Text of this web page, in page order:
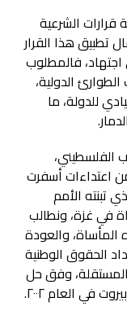
قرارات الشرعية
يتطلب استكمال تطبيق هذا القرار
فالمطلوب
الدولية،
للدولة، ما
الفلسطيني،
اعتداءات أسفرت
تبنته الأمم
في غزة، ونطالب
والعودة
الحقوق الوطنية
المستقلة، وفق حل
في العام ٢٠٠٢.